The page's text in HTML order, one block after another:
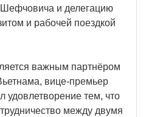
и делегацию
и рабочей поездкой
важным партнёром
вице-премьер
удовлетворение тем, что
между двумя